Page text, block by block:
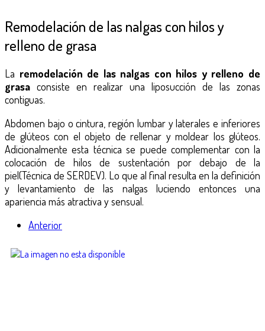
Remodelación de las nalgas con hilos y
relleno de grasa
La remodelación de las nalgas con hilos y relleno de
grasa consiste en realizar una liposucción de las zonas
contiguas.
Abdomen bajo o cintura, región lumbar y laterales e inferiores
de glúteos con el objeto de rellenar y moldear los glúteos.
Adicionalmente esta técnica se puede complementar con la
colocación de hilos de sustentación por debajo de la
piel(Técnica de SERDEV). Lo que al final resulta en la definición
y levantamiento de las nalgas luciendo entonces una
apariencia más atractiva y sensual.
Anterior